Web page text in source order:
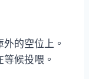
的空位上。
候投喂。